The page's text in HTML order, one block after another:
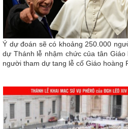
Ý dự đoán sẽ có khoảng 250.000
dự Thánh lễ nhậm chức của tân
người tham dự tang lễ cố Giáo hoàng